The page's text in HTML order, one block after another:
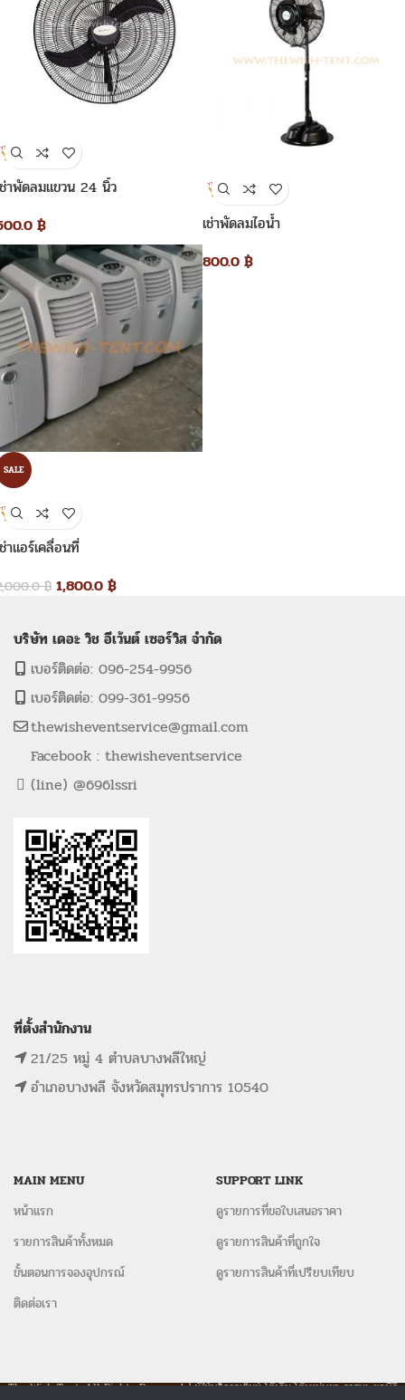
าพัดลมแขวน 24 นิ้ว
฿
เช่าพัดลมไอน้ำ
800.0 ฿
SALE
าแอร์เคลื่อนที่
฿ 1,800.0 ฿
บริษัท เดอะ วิช อีเว้นต์ เซอร์วิส จำกัด
เบอร์ติดต่อ: 096-254-9956
เบอร์ติดต่อ: 099-361-9956
thewisheventservice@gmail.com
Facebook : thewisheventservice
(line) @696lssri
ที่ตั้งสำนักงาน
21/25 หมู่ 4 ตำบลบางพลีใหญ่
อำเภอบางพลี จังหวัดสมุทรปราการ 10540
MAIN MENU
หน้าแรก
รายการสินค้าทั้งหมด
ขั้นตอนการจองอุปกรณ์
ติดต่อเรา
SUPPORT LINK
ดูรายการที่ขอใบเสนอราคา
ดูรายการสินค้าที่ถูกใจ
ดูรายการสินค้าที่เปรียบเทียบ
The Wish Tent. All Rights Reserved. | ผู้ให้บริการเต็นท์ โต๊ะจีน โต๊ะหมู่บูชา-อาสนะ ชุดพิธี